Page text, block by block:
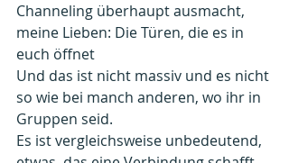
Channeling überhaupt ausmacht,
meine Lieben: Die Türen, die es in
euch öffnet
Und das ist nicht massiv und es nicht
so wie bei manch anderen, wo ihr in
Gruppen seid.
Es ist vergleichsweise unbedeutend,